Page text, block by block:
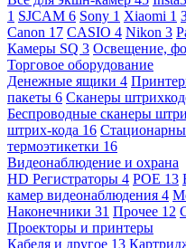
1 SJCAM 6 Sony 1 Xiaomi 1
Canon 17 CASIO 4 Nikon 3
Камеры SQ 3 Освещение,
Торговое оборудование
Денежные ящики 4
пакеты 6 Сканеры
Беспроводные сканеры
штрих-кода 16
термоэтикетки 16
Видеонаблюдение и охрана
HD Регистраторы 4 POE 13
камер видеонаблюдения 4
Наконечники 31 Прочее 12
Проекторы и принтеры
Кабеля и другое 13